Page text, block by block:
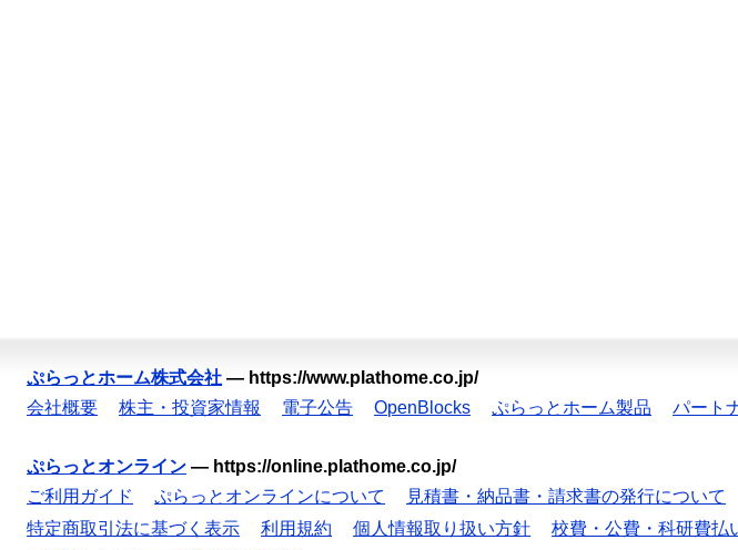
ぷらっとホーム株式会社 — https://www.plathome.co.jp/
会社概要
株主・投資家情報 電子公告 OpenBlocks ぷらっとホーム製品 パート
ぷらっとオンライン — https://online.plathome.co.jp/
ご利用ガイド
ぷらっとオンラインについて 見積書・納品書・請求書の発行について
特定商取引法に基づく表示
利用規約 個人情報取り扱い方針 校費・公費・科研費払